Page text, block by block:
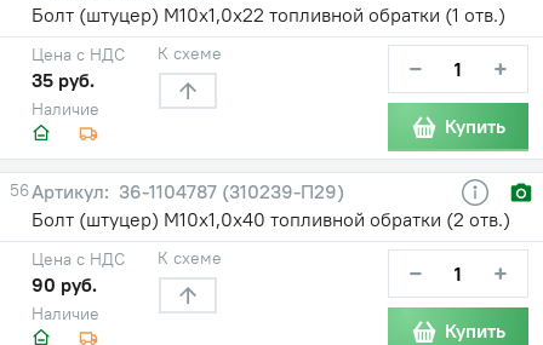
Болт (штуцер) М10х1,0х22 топливной обратки (1 отв.)
Наличие
Цена с НДС
35 руб.
К схеме − +
Купить
56
36-1104787 (310239-П29)
Болт (штуцер) М10х1,0х40 топливной обратки (2 отв.)
Наличие
Цена с НДС
90 руб.
К схеме − +
Купить